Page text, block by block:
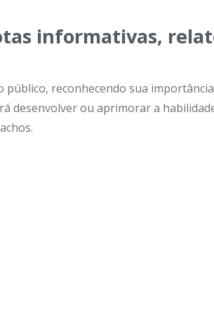
informativas,
público, reconhecendo sua
desenvolver ou aprimorar a